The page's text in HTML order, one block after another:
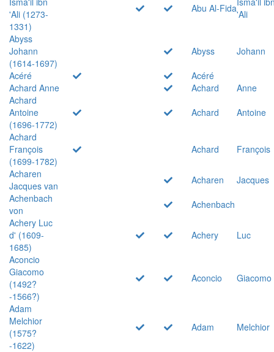
'Ali (1273-
1331)
Abu Al-Fida'Ali
Abyss
Johann
(1614-1697)
Abyss
Johann
Acéré
Acéré
Achard Anne
Achard
Anne
Achard
Antoine
(1696-1772)
Achard
Antoine
Achard
François
(1699-1782)
Achard
François
Acharen
Jacques van
Acharen
Jacques
Achenbach
von
Achenbach
Achery Luc
d' (1609-
1685)
Achery
Luc
Aconcio
Giacomo
(1492?
-1566?)
Aconcio Giacomo
Adam
Melchior
(1575?
-1622)
Adam Melchior